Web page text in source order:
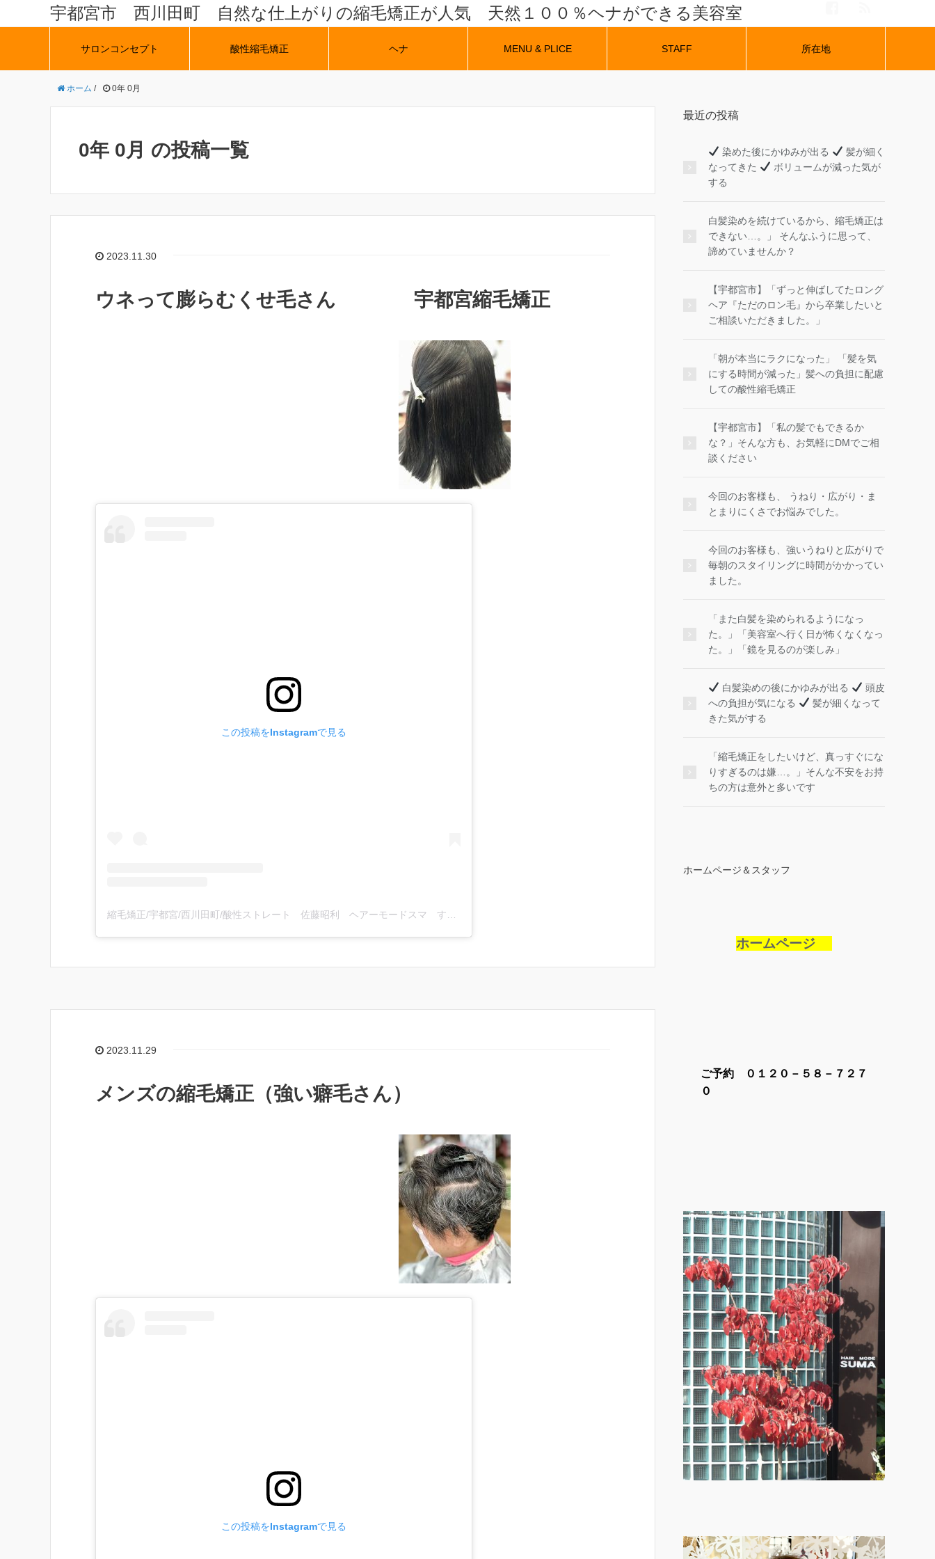
宇都宮市 西川田町 自然な仕上がりの縮毛矯正が人気 天然１００％ヘナができる美容室
サロンコンセプト 酸性縮毛矯正 ヘナ MENU & PLICE STAFF 所在地
ホーム / 0年 0月
0年 0月 の投稿一覧
2023.11.30
ウネって膨らむくせ毛さん 宇都宮縮毛矯正
この投稿をInstagramで見る
2023.11.29
メンズの縮毛矯正（強い癖毛さん）
この投稿をInstagramで見る
最近の投稿
染めた後にかゆみが出る
髪が細く
なってきた
ボリュームが減った気が
する
白髪染めを続けているから、縮毛矯正は
できない…。」 そんなふうに思って、
諦めていませんか？
【宇都宮市】「ずっと伸ばしてたロング
ヘア『ただのロン毛』から卒業したいと
ご相談いただきました。」
「朝が本当にラクになった」 「髪を気
にする時間が減った」髪への負担に配慮
しての酸性縮毛矯正
【宇都宮市】「私の髪でもできるか
な？」そんな方も、お気軽にDMでご相
談ください
今回のお客様も、 うねり・広がり・ま
とまりにくさでお悩みでした。
今回のお客様も、強いうねりと広がりで
毎朝のスタイリングに時間がかかってい
ました。
「また白髪を染められるようになっ
た。」「美容室へ行く日が怖くなくなっ
た。」「鏡を見るのが楽しみ」
白髪染めの後にかゆみが出る
頭皮
への負担が気になる
髪が細くなって
きた気がする
「縮毛矯正をしたいけど、真っすぐにな
りすぎるのは嫌…。」そんな不安をお持
ちの方は意外と多いです
ホームページ＆スタッフ
ホームページ
ご予約 ０１２０－５８－７２７
０